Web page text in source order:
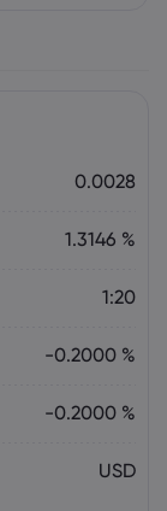
0.0028
1.3146 %
1:20
-0.2000 %
-0.2000 %
USD